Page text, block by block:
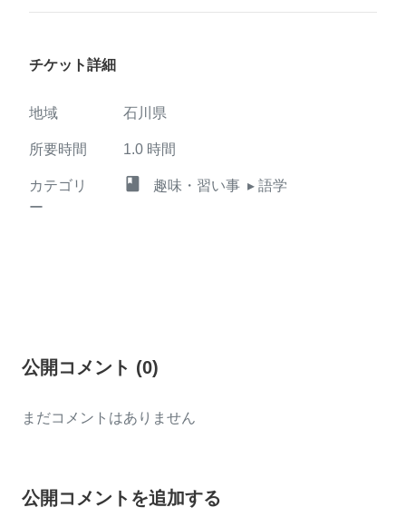
チケット詳細
地域 石川県
所要時間 1.0 時間
カテゴリ
ー
class 趣味・習い事 ▸ 語学
公開コメント (0)
まだコメントはありません
公開コメントを追加する